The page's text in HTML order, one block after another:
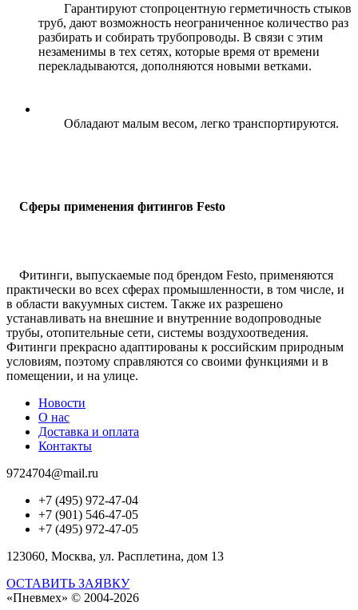
Гарантируют стопроцентную герметичность стыков
труб, дают возможность неограниченное количество раз
разбирать и собирать трубопроводы. В связи с этим
незаменимы в тех сетях, которые время от времени
перекладываются, дополняются новыми ветками.
Обладают малым весом, легко транспортируются.
Сферы применения фитингов Festo
Фитинги, выпускаемые под брендом Festo, применяются
практически во всех сферах промышленности, в том числе, и
в области вакуумных систем. Также их разрешено
устанавливать на внешние и внутренние водопроводные
трубы, отопительные сети, системы воздухоотведения.
Фитинги прекрасно адаптированы к российским природным
условиям, поэтому справляются со своими функциями и в
помещении, и на улице.
Новости
О нас
Доставка и оплата
Контакты
9724704@mail.ru
+7 (495) 972-47-04
+7 (901) 546-47-05
+7 (495) 972-47-05
123060, Москва, ул. Расплетина, дом 13
ОСТАВИТЬ ЗАЯВКУ
«Пневмех» © 2004-2026